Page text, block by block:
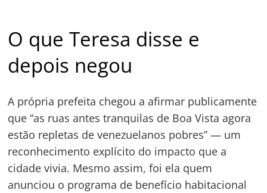
O que Teresa disse e
depois negou
A própria prefeita chegou a afirmar publicamente
que “as ruas antes tranquilas de Boa Vista agora
estão repletas de venezuelanos pobres” — um
reconhecimento explícito do impacto que a
cidade vivia. Mesmo assim, foi ela quem
anunciou o programa de benefício habitacional